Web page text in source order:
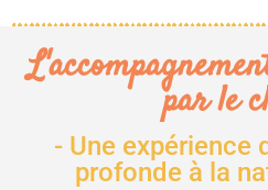
par le
- Une expérience
profonde à la